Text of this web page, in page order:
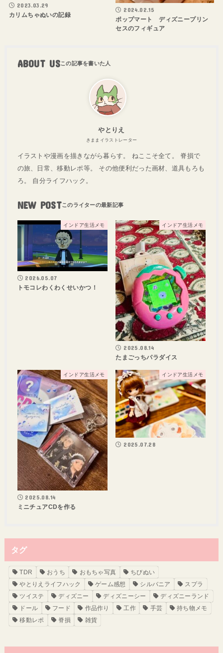
2023.03.29
カリムちゃぬいの記録
2024.02.15
ポップマート ディズニープリン
セスのフィギュア
ABOUT US
やとりえ
きままイラストレーター
イラストや漫画を描きながら暮らす。 ねここそ全て。 脊損で
の旅、日常、移動レポ等。 その他便利だった画材、道具もろも
ろ。 自分ライフハック。
NEW POST
インドア生活メモ
2026.05.07
トモコレわくわくせいかつ！
インドア生活メモ
2025.08.14
たまごっちパラダイス
インドア生活メモ
2025.08.14
ミニチュアCDを作る
インドア生活メモ
2025.07.28
タグ
TDR おうち おもちゃ写真
ちびぬい
やとりえライフハック
ゲーム感想 シルバニア
スプラ
ツイステ
ディズニー ディズニーシー
ディズニーランド
ドール
フード 作品作り 工作 手芸
持ち物メモ
移動レポ
脊損 雑貨